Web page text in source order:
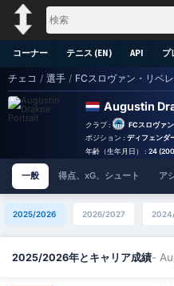
コーナー テニス (EN) API プ
チェコ / 選手 / FCスロヴァン・リベ
Augustin
クラブ : FCスロヴァ
ポジション : ディフェンダ
年齢（生年月日） : 24
一般 得点、xG、シュート ア
2025/2026 2026/2027
2025/2026年とキャリア成績-